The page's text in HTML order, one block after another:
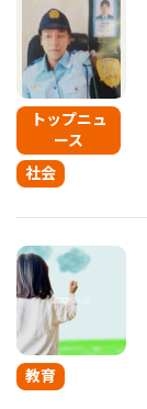
トップニュ
ース
社会
教育